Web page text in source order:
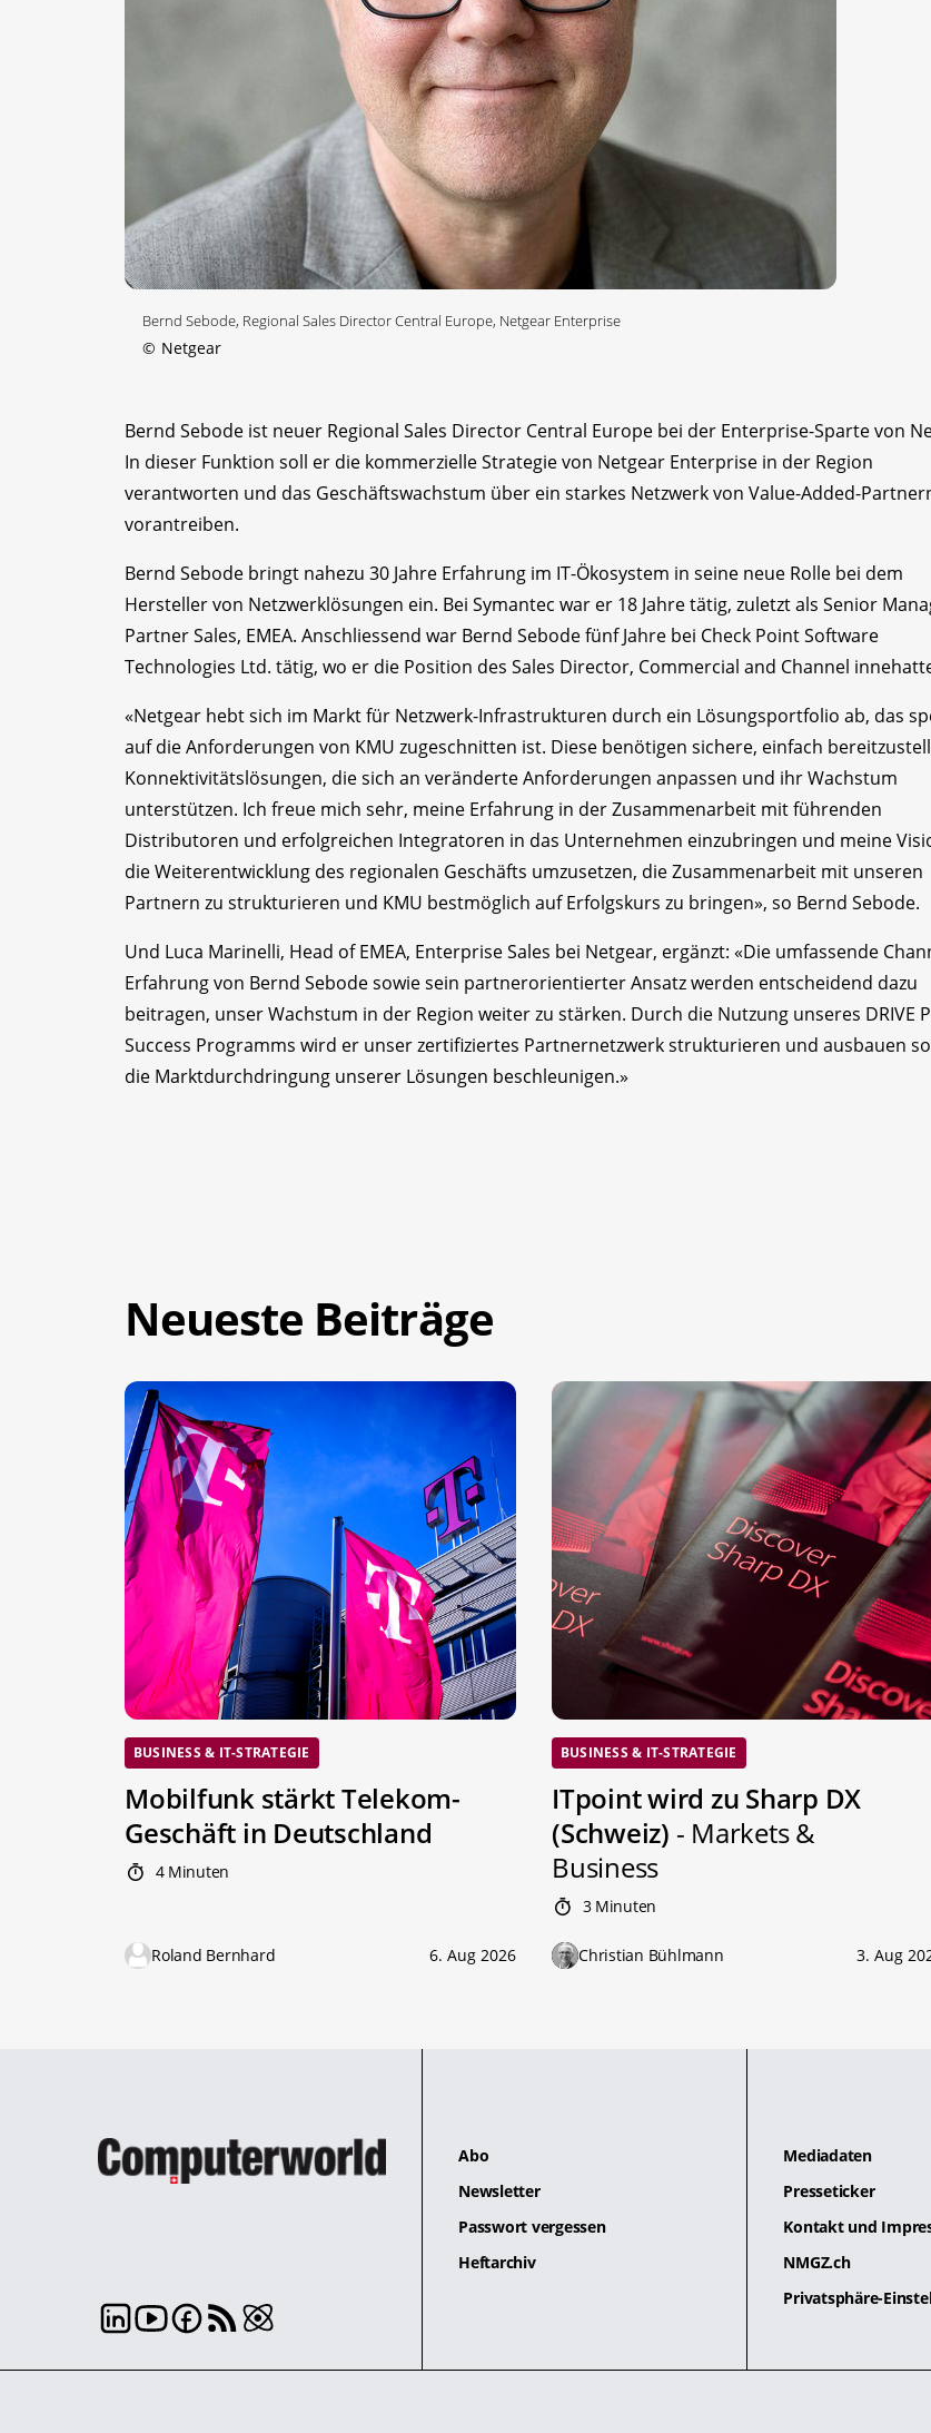
Bernd Sebode, Regional Sales Director Central Europe, Netgear Enterprise
© Netgear
Bernd Sebode ist neuer Regional Sales Director Central Europe bei der Enterprise-Sparte von
In dieser Funktion soll er die kommerzielle Strategie von Netgear Enterprise in der Region
verantworten und das Geschäftswachstum über ein starkes Netzwerk von Value-Added-
vorantreiben.
Bernd Sebode bringt nahezu 30 Jahre Erfahrung im IT-Ökosystem in seine neue Rolle bei dem
Hersteller von Netzwerklösungen ein. Bei Symantec war er 18 Jahre tätig, zuletzt als Senior
Partner Sales, EMEA. Anschliessend war Bernd Sebode fünf Jahre bei Check Point Software
Technologies Ltd. tätig, wo er die Position des Sales Director, Commercial and Channel
«Netgear hebt sich im Markt für Netzwerk-Infrastrukturen durch ein Lösungsportfolio ab, das
auf die Anforderungen von KMU zugeschnitten ist. Diese benötigen sichere, einfach
Konnektivitätslösungen, die sich an veränderte Anforderungen anpassen und ihr Wachstum
unterstützen. Ich freue mich sehr, meine Erfahrung in der Zusammenarbeit mit führenden
Distributoren und erfolgreichen Integratoren in das Unternehmen einzubringen und meine
die Weiterentwicklung des regionalen Geschäfts umzusetzen, die Zusammenarbeit mit unseren
Partnern zu strukturieren und KMU bestmöglich auf Erfolgskurs zu bringen», so Bernd Sebode.
Und Luca Marinelli, Head of EMEA, Enterprise Sales bei Netgear, ergänzt: «Die umfassende
Erfahrung von Bernd Sebode sowie sein partnerorientierter Ansatz werden entscheidend dazu
beitragen, unser Wachstum in der Region weiter zu stärken. Durch die Nutzung unseres DRIVE
Success Programms wird er unser zertifiziertes Partnernetzwerk strukturieren und ausbauen
die Marktdurchdringung unserer Lösungen beschleunigen.»
Neueste Beiträge
BUSINESS & IT-STRATEGIE
Mobilfunk stärkt Telekom-
Geschäft in Deutschland
4 Minuten
Roland Bernhard 6. Aug 2026
BUSINESS & IT-STRATEGIE
ITpoint wird zu Sharp DX
(Schweiz) - Markets &
Business
3 Minuten
Christian Bühlmann 3. Aug
Abo
Newsletter
Passwort vergessen
Heftarchiv
Mediadaten
Presseticker
Kontakt und
NMGZ.ch
Privatsphäre-